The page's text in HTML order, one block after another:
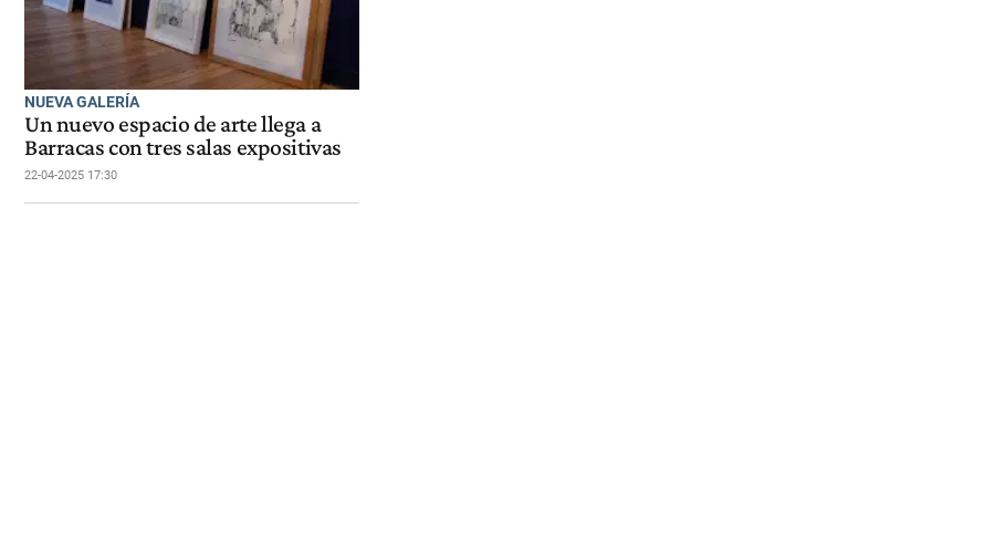
NUEVA GALERÍA
Un nuevo espacio de arte llega a
Barracas con tres salas expositivas
22-04-2025 17:30